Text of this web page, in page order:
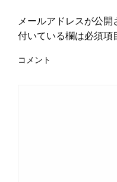
メールアドレスが公開
付いている欄は必須項
コメント